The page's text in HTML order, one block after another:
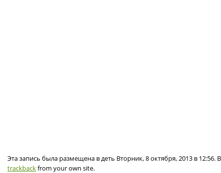
Эта запись была размещена в деть Вторник, 8 октября, 2013 в
trackbackfrom your own site.